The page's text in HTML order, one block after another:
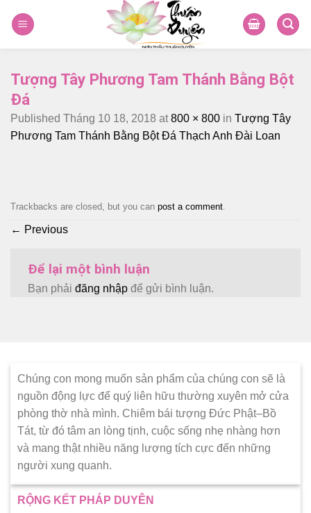
Tượng Tây Phương Tam Thánh Bằng Bột
Đá
Published Tháng 10 18, 2018 at 800 × 800 in Tượng Tây
Phương Tam Thánh Bằng Bột Đá Thạch Anh Đài Loan
Trackbacks are closed, but you can post a comment.
← Previous
Để lại một bình luận
Bạn phải đăng nhập để gửi bình luận.
Chúng con mong muốn sản phẩm của chúng con sẽ là
nguồn động lực để quý liên hữu thường xuyên mở cửa
phòng thờ nhà mình. Chiêm bái tượng Đức Phật–Bồ
Tát, từ đó tâm an lòng tịnh, cuộc sống nhẹ nhàng hơn
và mang thật nhiều năng lượng tích cực đến những
người xung quanh.
RỘNG KẾT PHÁP DUYÊN